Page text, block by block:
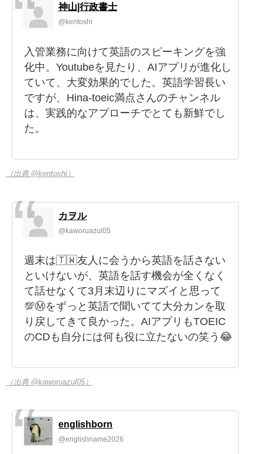
神山|行政書士
@kentoshi
入管業務に向けて英語のスピーキングを強
化中。Youtubeを見たり、AIアプリが進化し
ていて、大変効果的でした。英語学習長い
ですが、Hina-toeic満点さんのチャンネル
は、実践的なアプローチでとても新鮮でし
た。
（出典 @kentoshi）
カヲル
@kaworuazul05
週末は🇹🇼友人に会うから英語を話さない
といけないが、英語を話す機会が全くなく
て話せなくて3月末辺りにマズイと思って
💯Ⓜ️をずっと英語で聞いてて大分カンを取
り戻してきて良かった。AIアプリもTOEIC
のCDも自分には何も役に立たないの笑う😂
（出典 @kaworuazul05）
englishborn
@englishname2026